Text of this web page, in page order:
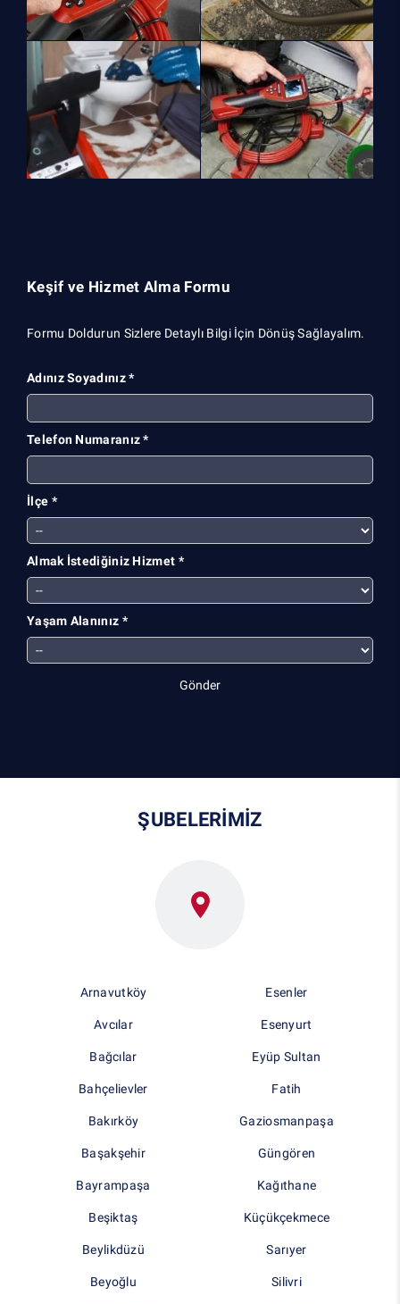
Keşif ve Hizmet Alma Formu
Formu Doldurun Sizlere Detaylı Bilgi İçin Dönüş Sağlayalım.
Adınız Soyadınız *
Telefon Numaranız *
İlçe *
Almak İstediğiniz Hizmet *
Yaşam Alanınız *
Gönder
ŞUBELERİMİZ
Arnavutköy Esenler
Avcılar Esenyurt
Bağcılar Eyüp Sultan
Bahçelievler Fatih
Bakırköy Gaziosmanpaşa
Başakşehir Güngören
Bayrampaşa Kağıthane
Beşiktaş Küçükçekmece
Beylikdüzü Sarıyer
Beyoğlu Silivri